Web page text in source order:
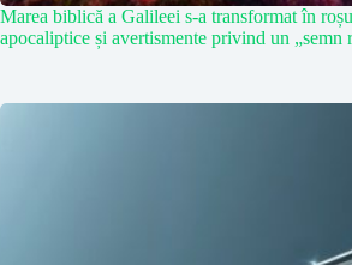
Marea biblică a Galileei s-a transformat în
apocaliptice și avertismente privind un „semn